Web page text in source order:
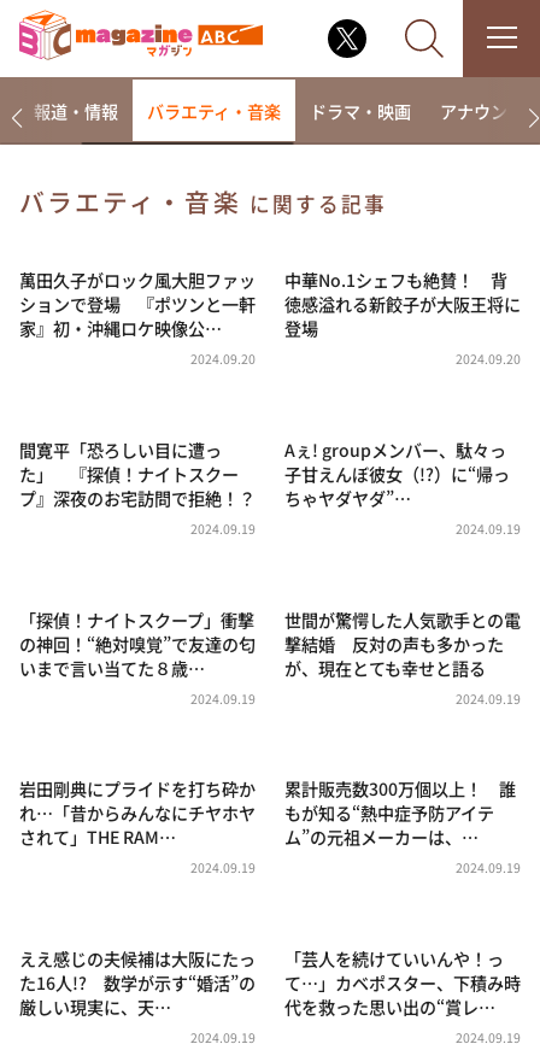
相席食堂
これ余談なんですけど・・・
～人生密着トークバラエティ！～ やすとものいたっ
news おかえり
河合＆A.B.C-Z塚田×福井アナ「なんでやねん！？」
（news おかえり）
朝だ！生です旅サラダ
教えて！ニュースライブ 正義のミカタ
ポツンと一軒家
ザキ山小屋本館
報道・情報 バラエティ・音楽 ドラマ・映画 アナウンサー
バラエティ・音楽 に関する記事
萬田久子がロック風大胆ファッ
ションで登場 『ポツンと一軒
家』初・沖縄ロケ映像公…
2024.09.20
中華No.1シェフも絶賛！ 背
徳感溢れる新餃子が大阪王将に
登場
2024.09.20
間寛平「恐ろしい目に遭っ
た」 『探偵！ナイトスクー
プ』深夜のお宅訪問で拒絶！？
2024.09.19
Aぇ! groupメンバー、駄々っ
子甘えんぼ彼女（!?）に“帰っ
ちゃヤダヤダ”…
2024.09.19
「探偵！ナイトスクープ」衝撃
の神回！“絶対嗅覚”で友達の匂
いまで言い当てた８歳…
2024.09.19
世間が驚愕した人気歌手との電
撃結婚 反対の声も多かった
が、現在とても幸せと語る
2024.09.19
岩田剛典にプライドを打ち砕か
れ…「昔からみんなにチヤホヤ
されて」THE RAM…
2024.09.19
累計販売数300万個以上！ 誰
もが知る“熱中症予防アイテ
ム”の元祖メーカーは、…
2024.09.19
ええ感じの夫候補は大阪にたっ
た16人!? 数学が示す“婚活”の
厳しい現実に、天…
2024.09.19
「芸人を続けていいんや！っ
て…」カベポスター、下積み時
代を救った思い出の“賞レ…
2024.09.19